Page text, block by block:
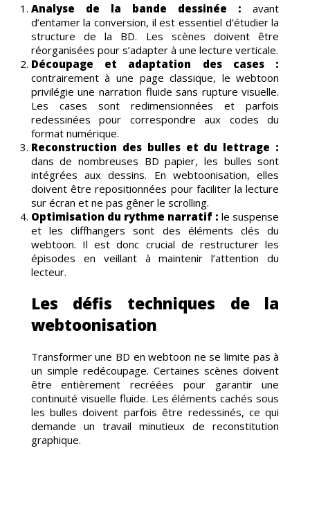
Analyse de la bande dessinée : avant
d’entamer la conversion, il est essentiel d’étudier la
structure de la BD. Les scènes doivent être
réorganisées pour s’adapter à une lecture verticale.
Découpage et adaptation des cases :
contrairement à une page classique, le webtoon
privilégie une narration fluide sans rupture visuelle.
Les cases sont redimensionnées et parfois
redessinées pour correspondre aux codes du
format numérique.
Reconstruction des bulles et du lettrage :
dans de nombreuses BD papier, les bulles sont
intégrées aux dessins. En webtoonisation, elles
doivent être repositionnées pour faciliter la lecture
sur écran et ne pas gêner le scrolling.
Optimisation du rythme narratif : le suspense
et les cliffhangers sont des éléments clés du
webtoon. Il est donc crucial de restructurer les
épisodes en veillant à maintenir l’attention du
lecteur.
Les défis techniques de la
webtoonisation
Transformer une BD en webtoon ne se limite pas à
un simple redécoupage. Certaines scènes doivent
être entièrement recréées pour garantir une
continuité visuelle fluide. Les éléments cachés sous
les bulles doivent parfois être redessinés, ce qui
demande un travail minutieux de reconstitution
graphique.